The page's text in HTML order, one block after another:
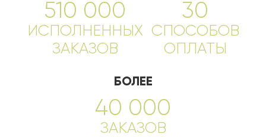
510 000
ИСПОЛНЕННЫХ
ЗАКАЗОВ
30
СПОСОБОВ
ОПЛАТЫ
БОЛЕЕ
40 000
ЗАКАЗОВ